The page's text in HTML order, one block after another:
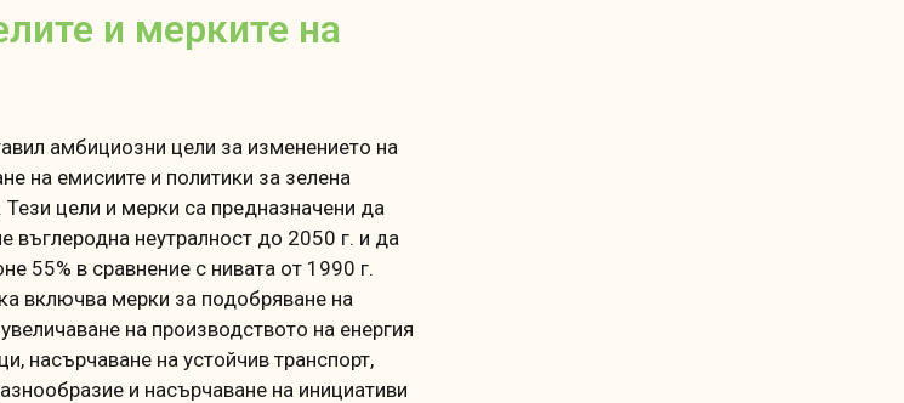
и мерките на
амбициозни цели за изменението на
на емисиите и политики за зелена
Тези цели и мерки са предназначени да
въглеродна неутралност до 2050 г. и да
55% в сравнение с нивата от 1990 г.
включва мерки за подобряване на
на производството на енергия
насърчаване на устойчив транспорт,
и насърчаване на инициативи